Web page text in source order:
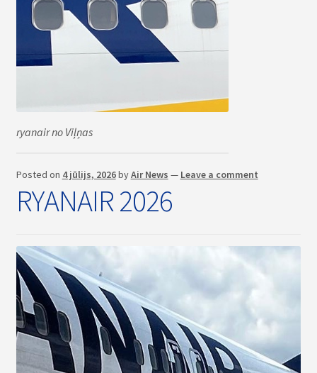
ryanair no Viļņas
Posted on 4 jūlijs, 2026byAir News — Leave a comment
RYANAIR 2026